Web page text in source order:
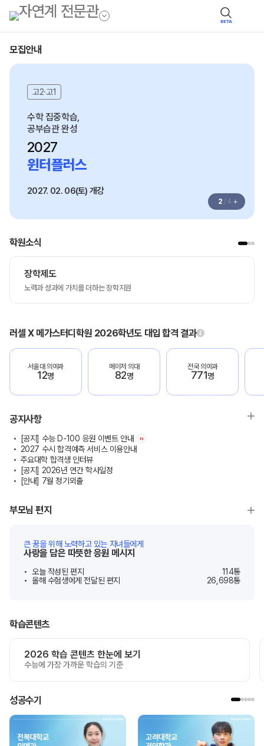
BETA
모집안내
고2·고1
수학 집중학습,
공부습관 완성
2027
윈터플러스
2027. 02. 06(토) 개강
2 / 4 +
학원소식
장학제도
노력과 성과에 가치를 더하는 장학지원
러셀 X 메가스터디학원 2026학년도 대입 합격 결과
서울대 의예과
12명
메이저 의대
82명
전국 의예과
771명
공지사항
[공지] 수능 D-100 응원 이벤트 안내 N
2027 수시 합격예측 서비스 이용안내
주요대학 합격생 인터뷰
[공지] 2026년 연간 학사일정
[안내] 7월 정기외출
부모님 편지
큰 꿈을 위해 노력하고 있는 자녀들에게
사랑을 담은 따뜻한 응원 메시지
오늘 작성된 편지 114통
올해 수험생에게 전달된 편지
26,698통
학습콘텐츠
2026 학습 콘텐츠 한눈에 보기
수능에 가장 가까운 학습의 기준
성공수기